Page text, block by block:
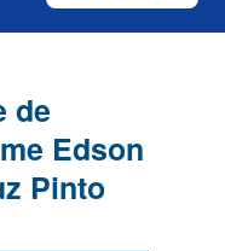
de
Edson
Pinto